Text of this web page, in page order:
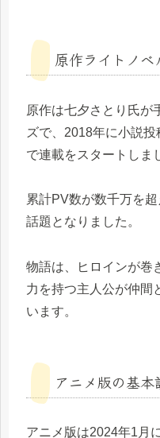
原作ライトノベ
原作は七夕さとり氏が
ズで、2018年に小説投
で連載をスタートしま
累計PV数が数千万を
話題となりました。
物語は、ヒロインが巻
力を持つ主人公が仲間
います。
アニメ版の基本
アニメ版は2024年1月